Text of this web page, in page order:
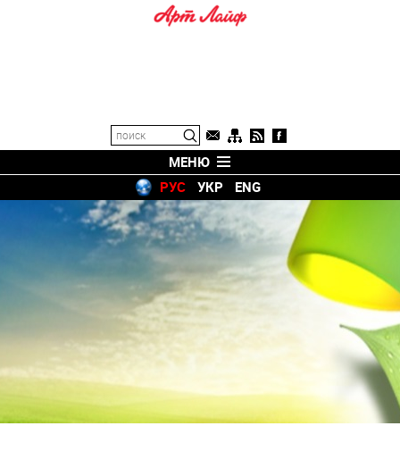
МЕНЮ
РУС
УКР ENG